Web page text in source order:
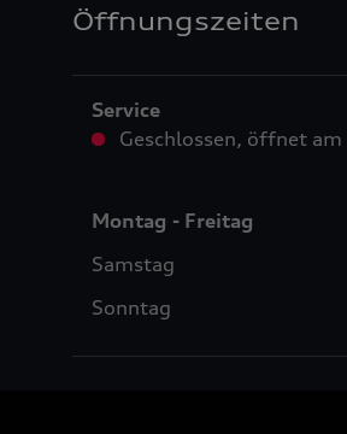
Öffnungszeiten
Service
Geschlossen, öffnet am
Montag - Freitag
Samstag
Sonntag